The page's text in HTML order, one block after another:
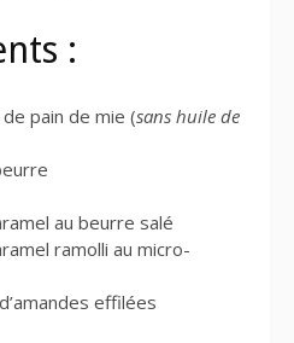
:
pain de mie (sans huile de
au beurre salé
ramolli au micro-
effilées